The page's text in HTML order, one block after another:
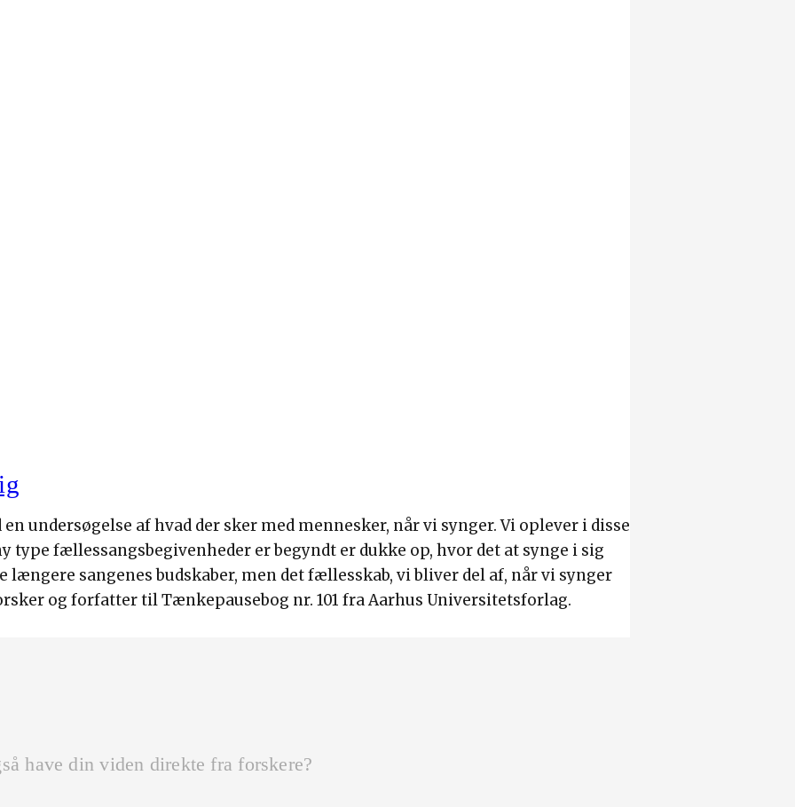
undersøgelse af hvad der sker med mennesker, når vi synger. Vi oplever i disse
type fællessangsbegivenheder er begyndt er dukke op, hvor det at synge i sig
sangenes budskaber, men det fællesskab, vi bliver del af, når vi synger
og forfatter til Tænkepausebog nr. 101 fra Aarhus Universitetsforlag.
have din viden direkte fra forskere?